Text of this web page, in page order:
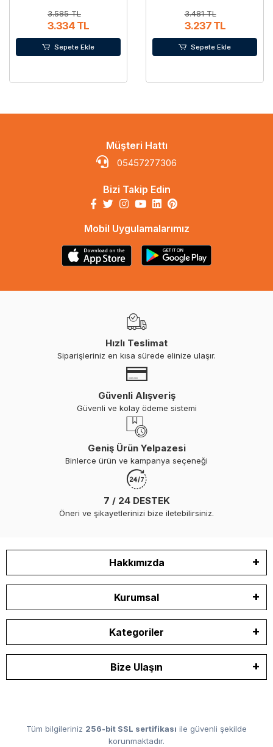
3.585 TL
3.334 TL
Sepete Ekle
3.481 TL
3.237 TL
Sepete Ekle
Müşteri Hattı
05457277306
Bizi Takip Edin
Mobil Uygulamalarımız
Hızlı Teslimat
Siparişleriniz en kısa sürede elinize ulaşır.
Güvenli Alışveriş
Güvenli ve kolay ödeme sistemi
Geniş Ürün Yelpazesi
Binlerce ürün ve kampanya seçeneği
7 / 24 DESTEK
Öneri ve şikayetlerinizi bize iletebilirsiniz.
Hakkımızda
Kurumsal
Kategoriler
Bize Ulaşın
Tüm bilgileriniz 256-bit SSL sertifikası ile güvenli şekilde
korunmaktadır.